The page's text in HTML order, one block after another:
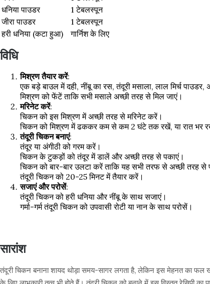
धनिया पाउडर
1 टेबलस्पून
जीरा पाउडर
1 टेबलस्पून
हरी धनिया (कटा हुआ)
गार्निश के लिए
विधि
मिश्रण तैयार करें:
एक बड़े बाउल में दही, नींबू का रस, तंदूरी मसाला, लाल मिर्च
मिश्रण को फेंटें ताकि सभी मसाले अच्छी तरह से मिल जाएं।
मरिनेट करें:
चिकन को इस मिश्रण में अच्छी तरह से मरिनेट करें।
चिकन को मिश्रण में ढककर कम से कम 2 घंटे तक रखें, या रात भर
तंदूरी चिकन बनाएं:
तंदूर या अंगीठी को गरम करें।
चिकन के टुकड़ों को तंदूर में डालें और अच्छी तरह से पकाएं।
चिकन को बार-बार उलटा करें ताकि यह सभी तरफ से अच्छी तरह से
तंदूरी चिकन को 20-25 मिनट में तैयार करें।
सजाएं और परोसें:
तंदूरी चिकन को हरी धनिया और नींबू के साथ सजाएं।
गर्मा-गर्म तंदूरी चिकन को उपवासी रोटी या नान के साथ परोसें।
सारांश
तंदूरी चिकन बनाना शायद थोड़ा समय-सागर लगता है, लेकिन इस मेहनत का फल